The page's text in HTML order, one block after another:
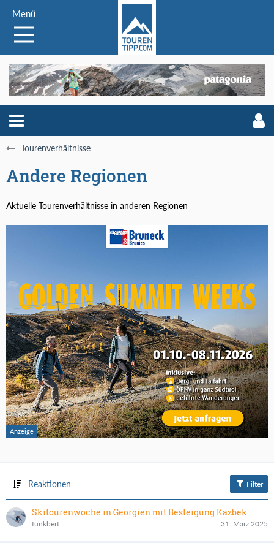
Menü
Tourenverhältnisse
Andere Regionen
Aktuelle Tourenverhältnisse in anderen Regionen
Reaktionen Filter
Skitourenwoche in Georgien mit Besteigung Kazbek
funkbert 31. März 2025